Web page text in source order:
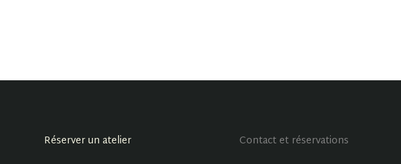
Réserver un atelier
Contact et réservations